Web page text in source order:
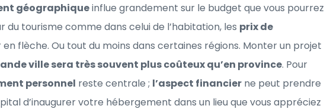
géographiqueinflue grandement sur le budget que vous pourrez
tourisme comme dans celui de l’habitation, les prix de
flèche. Ou tout du moins dans certaines régions. Monter un projet
ville sera très souvent plus coûteux qu’en province. Pour
personnel reste centrale ; l’aspect financier ne peut prendre
d’inaugurer votre hébergement dans un lieu que vous appréciez